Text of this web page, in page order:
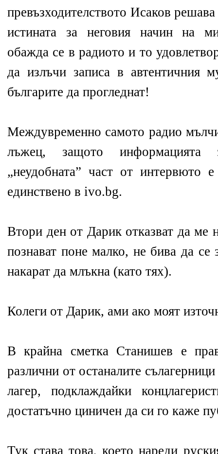
превъзходителството Исаков
истината за неговия начин на
обажда се в радиото и то
да излъчи записа в автентичния
българите да прогледнат!
Междувременно самото радио
лъжец, защото информацията
„неудобната” част от интервюто
единствено в ivo.bg.
Втори ден от Дарик отказват да ме
познават поне малко, не бива да се
накарат да млъкна (като тях).
Колеги от Дарик, ами ако моят
В крайна сметка Станишев е
различни от останалите
лагер, подклаждайки
достатъчно циничен да си го каже
Тук става това, което нареди